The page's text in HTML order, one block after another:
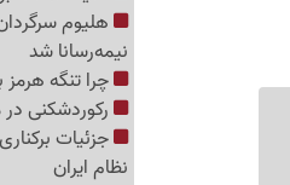
هلیوم
نیمه‌رسانا شد
چرا تنگه
رکوردشکنی در مهران؛
جزئیات
نظام ایران